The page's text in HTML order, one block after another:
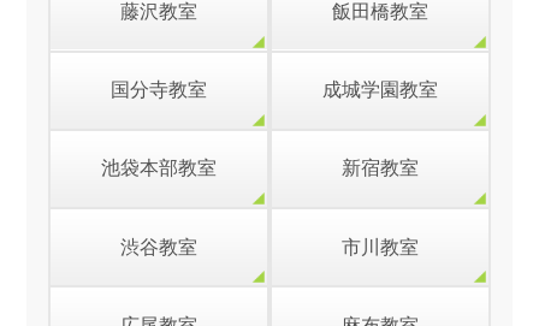
藤沢教室 飯田橋教室
国分寺教室 成城学園教室
池袋本部教室 新宿教室
渋谷教室 市川教室